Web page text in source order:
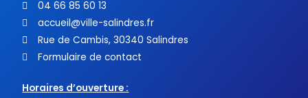
04 66 85 60 13
accueil@ville-salindres.fr
Rue de Cambis, 30340 Salindres
Formulaire de contact
Horaires d’ouverture :